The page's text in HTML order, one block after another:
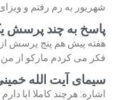
شهریور به رم رفتم و
پاسخ به چند پرسش
هفته پیش هم پنج پرسش از
فکر می کردم مارکو از من
سیمای آیت الله
اشاره: هرچند کاملا ابا